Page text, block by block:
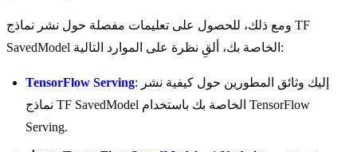
ومع ذلك، للحصول على تعليمات مفصلة حول نشر نماذج TF
SavedModel الخاصة بك، ألقِ نظرة على الموارد التالية:
TensorFlow Serving: إليك وثائق المطورين حول كيفية نشر
نماذج TF SavedModel الخاصة بك باستخدام TensorFlow
Serving.